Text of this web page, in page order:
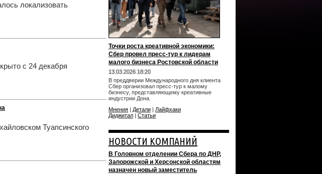
локализовать
с 24 декабря
Туапсинского
Точки роста креативной экономики:
Сбер провел пресс-тур к лидерам
малого бизнеса Ростовской области
13.03.2026 18:20
В преддверии Международного дня клиента
Сбер организовал пресс-тур к малому
бизнесу, представляющему креативные
индустрии Дона.
Мнения | Детали | Лайфхаки
Диджитал | Статьи
НОВОСТИ КОМПАНИЙ
В Головном отделении Сбера по ДНР,
Запорожской и Херсонской областям
назначен новый заместитель